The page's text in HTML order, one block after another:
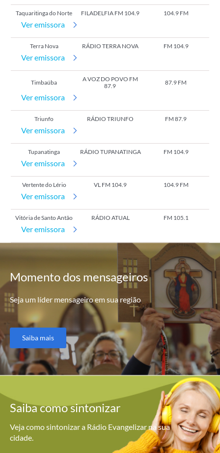
Taquaritinga do Norte FILADELFIA FM 104.9 104.9 FM
Ver emissora
Terra Nova RÁDIO TERRA NOVA FM 104.9
Ver emissora
Timbaúba
A VOZ DO POVO FM
87.9
87.9 FM
Ver emissora
Triunfo RÁDIO TRIUNFO FM 87.9
Ver emissora
Tupanatinga RÁDIO TUPANATINGA FM 104.9
Ver emissora
Vertente do Lério VL FM 104.9 104.9 FM
Ver emissora
Vitória de Santo Antão RÁDIO ATUAL FM 105.1
Ver emissora
Momento dos mensageiros
Seja um líder mensageiro em sua região
Saiba mais
Saiba comosintonizar
Veja como sintonizar a Rádio Evangelizar na sua
cidade.